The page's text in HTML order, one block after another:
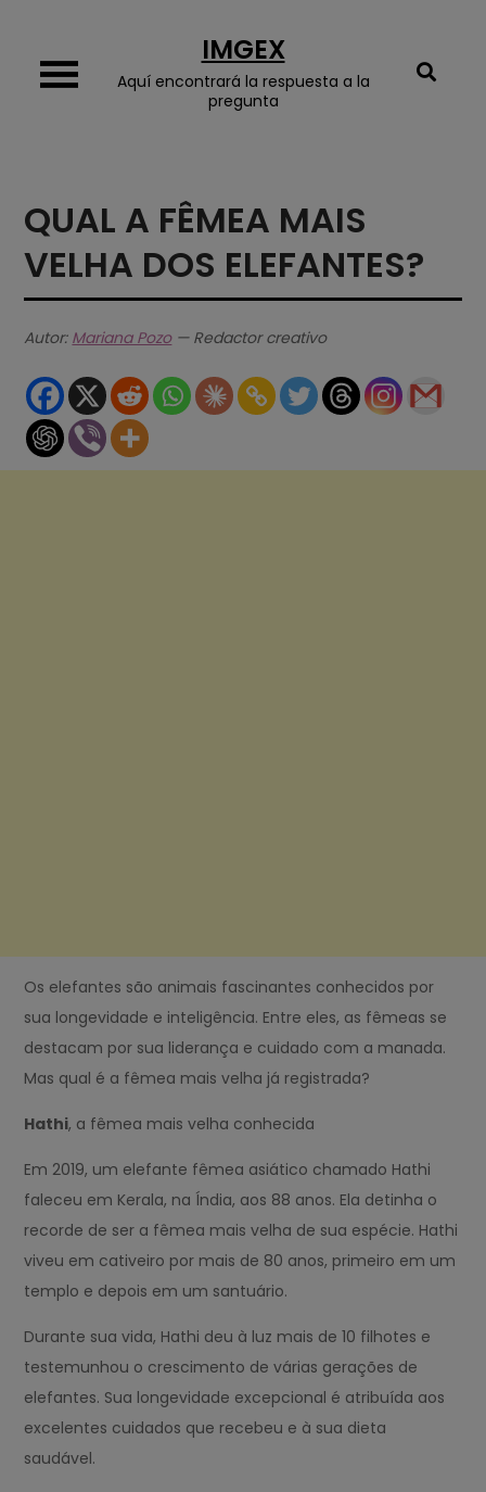
content
IMGEX
Aquí encontrará la respuesta a la
pregunta
QUAL A FÊMEA MAIS
VELHA DOS ELEFANTES?
Autor: Mariana Pozo— Redactor creativo
Os elefantes são animais fascinantes conhecidos por
sua longevidade e inteligência. Entre eles, as fêmeas se
destacam por sua liderança e cuidado com a manada.
Mas qual é a fêmea mais velha já registrada?
Hathi, a fêmea mais velha conhecida
Em 2019, um elefante fêmea asiático chamado Hathi
faleceu em Kerala, na Índia, aos 88 anos. Ela detinha o
recorde de ser a fêmea mais velha de sua espécie. Hathi
viveu em cativeiro por mais de 80 anos, primeiro em um
templo e depois em um santuário.
Durante sua vida, Hathi deu à luz mais de 10 filhotes e
testemunhou o crescimento de várias gerações de
elefantes. Sua longevidade excepcional é atribuída aos
excelentes cuidados que recebeu e à sua dieta
saudável.